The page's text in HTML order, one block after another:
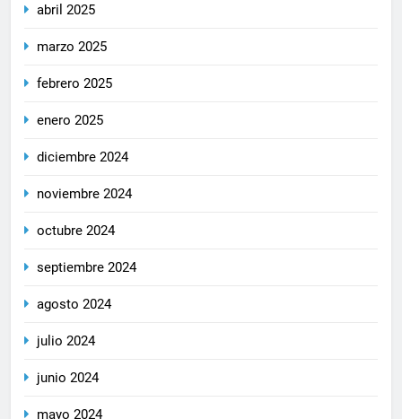
abril 2025
marzo 2025
febrero 2025
enero 2025
diciembre 2024
noviembre 2024
octubre 2024
septiembre 2024
agosto 2024
julio 2024
junio 2024
mayo 2024